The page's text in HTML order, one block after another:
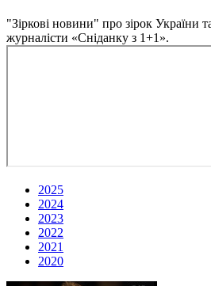
"Зіркові новини" про зірок України
журналісти «Сніданку з 1+1».
2025
2024
2023
2022
2021
2020